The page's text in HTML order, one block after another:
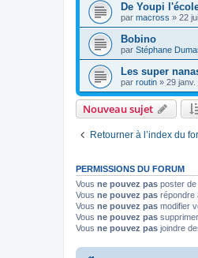
De Youpi
par macross » 22
Bobino
par Stéphane
Les super
par routin » 29 janv.
Nouveau sujet
Retourner à l’index du
PERMISSIONS DU FORUM
Vous ne pouvez pas poster
Vous ne pouvez pas répondre
Vous ne pouvez pas modifier
Vous ne pouvez pas
Vous ne pouvez pas joindre